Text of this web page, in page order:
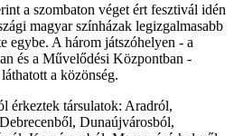
a szombaton véget ért fesztivál idén
magyar színházak legizgalmasabb
egybe. A három játszóhelyen - a
és a Művelődési Központban -
a közönség.
érkeztek társulatok: Aradról,
Dunaújvárosból,